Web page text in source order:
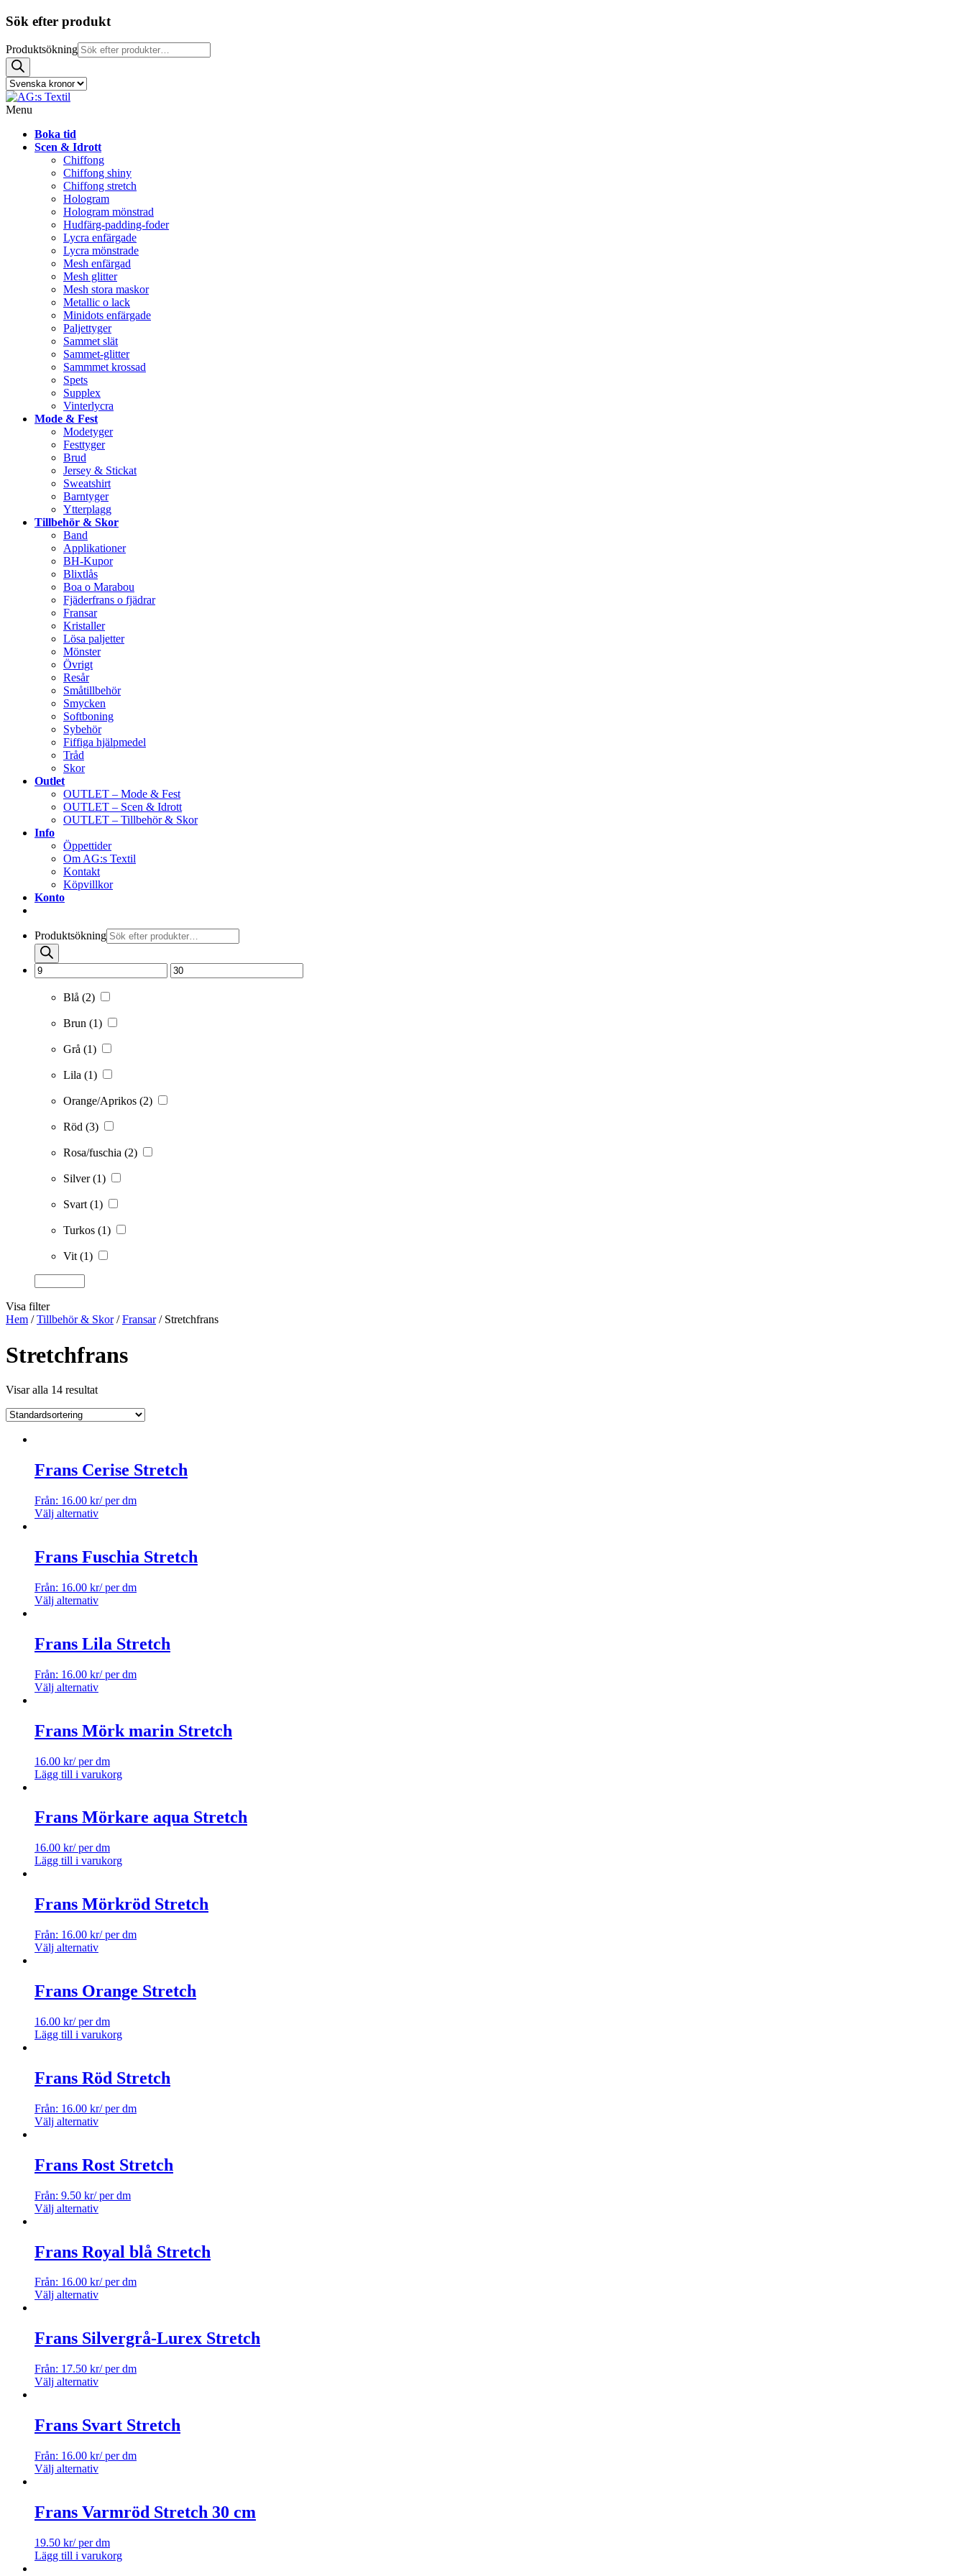
Sök efter produkt
Produktsökning
Menu
Boka tid
Scen & Idrott
Chiffong
Chiffong shiny
Chiffong stretch
Hologram
Hologram mönstrad
Hudfärg-padding-foder
Lycra enfärgade
Lycra mönstrade
Mesh enfärgad
Mesh glitter
Mesh stora maskor
Metallic o lack
Minidots enfärgade
Paljettyger
Sammet slät
Sammet-glitter
Sammmet krossad
Spets
Supplex
Vinterlycra
Mode & Fest
Modetyger
Festtyger
Brud
Jersey & Stickat
Sweatshirt
Barntyger
Ytterplagg
Tillbehör & Skor
Band
Applikationer
BH-Kupor
Blixtlås
Boa o Marabou
Fjäderfrans o fjädrar
Fransar
Kristaller
Lösa paljetter
Mönster
Övrigt
Resår
Småtillbehör
Smycken
Softboning
Sybehör
Fiffiga hjälpmedel
Tråd
Skor
Outlet
OUTLET – Mode & Fest
OUTLET – Scen & Idrott
OUTLET – Tillbehör & Skor
Info
Öppettider
Om AG:s Textil
Kontakt
Köpvillkor
Konto
Produktsökning
Blå (2)
Brun (1)
Grå (1)
Lila (1)
Orange/Aprikos (2)
Röd (3)
Rosa/fuschia (2)
Silver(1)
Svart(1)
Turkos (1)
Vit(1)
Visa filter
Hem /Tillbehör & Skor/Fransar/ Stretchfrans
Stretchfrans
Visar alla 14 resultat
Frans Cerise Stretch
Från: 16.00 kr/ per dm
Välj alternativ
Frans Fuschia Stretch
Från: 16.00 kr/ per dm
Välj alternativ
Frans Lila Stretch
Från: 16.00 kr/ per dm
Välj alternativ
Frans Mörk marin Stretch
16.00 kr/ per dm
Lägg till i varukorg
Frans Mörkare aqua Stretch
16.00 kr/ per dm
Lägg till i varukorg
Frans Mörkröd Stretch
Från: 16.00 kr/ per dm
Välj alternativ
Frans Orange Stretch
16.00 kr/ per dm
Lägg till i varukorg
Frans Röd Stretch
Från: 16.00 kr/ per dm
Välj alternativ
Frans Rost Stretch
Från: 9.50 kr/ per dm
Välj alternativ
Frans Royal blå Stretch
Från: 16.00 kr/ per dm
Välj alternativ
Frans Silvergrå-Lurex Stretch
Från: 17.50 kr/ per dm
Välj alternativ
Frans Svart Stretch
Från: 16.00 kr/ per dm
Välj alternativ
Frans Varmröd Stretch 30 cm
19.50 kr/ per dm
Lägg till i varukorg